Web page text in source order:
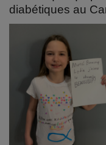
diabétiques au